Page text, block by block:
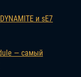
и sE7
— самый